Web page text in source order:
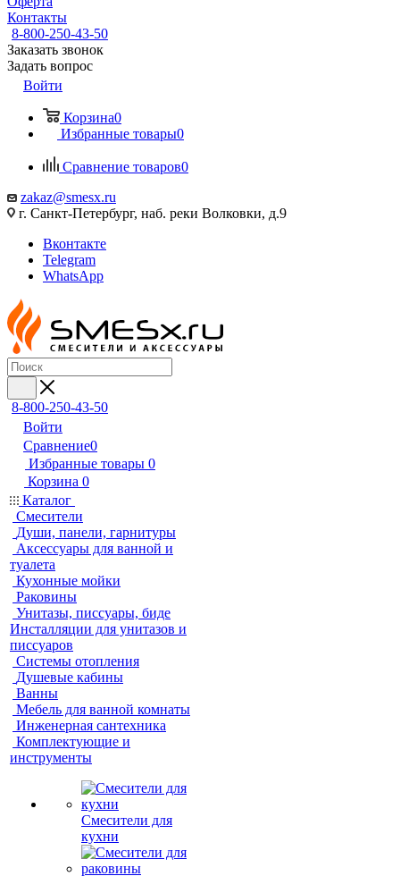
Контакты
8-800-250-43-50
Заказать звонок
Задать вопрос
Войти
Корзина0
Избранные товары0
Сравнение товаров0
zakaz@smesx.ru
г. Санкт-Петербург, наб. реки Волковки, д.9
Вконтакте
Telegram
WhatsApp
8-800-250-43-50
Войти
Сравнение0
Избранные товары 0
Корзина 0
Каталог
Смесители
Души, панели, гарнитуры
Аксессуары для ванной и
туалета
Кухонные мойки
Раковины
Унитазы, писсуары, биде
Инсталляции для унитазов и
писсуаров
Системы отопления
Душевые кабины
Ванны
Мебель для ванной комнаты
Инженерная сантехника
Комплектующие и
инструменты
Смесители для
кухни